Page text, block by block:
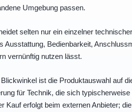
Umgebung passen.
selten nur ein einzelner
Ausstattung, Bedienbarkeit,
vernünftig nutzen lässt.
ist die Produktauswahl auf
für Technik, die sich
Kauf erfolgt beim externen Anbieter;